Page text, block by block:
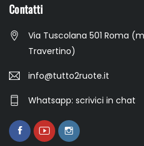
Contatti
Via Tuscolana 501 Roma
Travertino)
info@tutto2ruote.it
Whatsapp: scrivici in chat